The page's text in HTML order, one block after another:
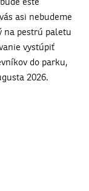
asi nebudeme
na pestrú paletu
vystúpiť
do parku,
2026.